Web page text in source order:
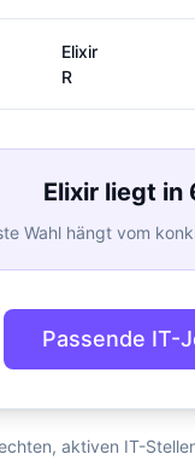
Elixir
R
Elixir liegt in
Wahl hängt vom
Passende IT-
aktiven IT-